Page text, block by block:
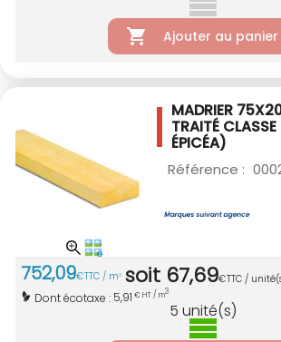
Ajouter au panier
MADRIER
TRAITÉ
ÉPICÉA)
Référence :
752,09€TTC / m3 soit 67,69€TTC /
Dont écotaxe : 5,91 € HT / m3
5 unité(s)